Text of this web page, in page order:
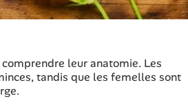
leur anatomie. Les
tandis que les femelles sont